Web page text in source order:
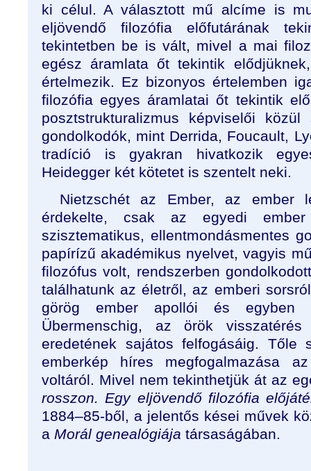
ki célul. A választott mű alcíme is
eljövendő filozófia előfutárának
tekintetben be is vált, mivel a mai
egész áramlata őt tekintik
értelmezik. Ez bizonyos értelemben
filozófia egyes áramlatai őt tekintik
posztstrukturalizmus képviselői
gondolkodók, mint Derrida, Foucault,
tradíció is gyakran hivatkozik
Heidegger két kötetet is szentelt neki.
Nietzschét az Ember, az ember
érdekelte, csak az egyedi
szisztematikus, ellentmondásmentes
papírízű akadémikus nyelvet, vagyis
filozófus volt, rendszerben
találhatunk az életről, az emberi
görög ember apollói és egyben
Übermenschig, az örök
eredetének sajátos felfogásáig. Tőle
emberkép híres megfogalmazása
voltáról. Mivel nem tekinthetjük át az
rosszon. Egy eljövendő filozófia
1884–85-ből, a jelentős kései művek
a Morál genealógiája társaságában.